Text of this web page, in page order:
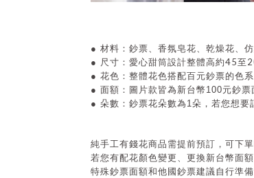
● 材料：鈔票、香氛皂花、乾燥花、
● 尺寸：愛心甜筒設計整體高約45至
● 花色：整體花色搭配百元鈔票的色
● 面額 ：圖片款皆為新台幣100元鈔
● 朵數 ：鈔票花朵數為1朵，若您想
純手工有錢花商品需提前預訂，可下單
若您有配花顏色變更、更換新台幣面
特殊鈔票面額和他國鈔票建議自行準